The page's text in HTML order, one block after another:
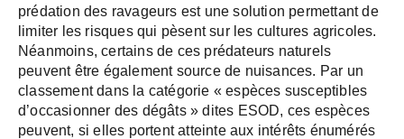
prédation des ravageurs est une solution permettant de
limiter les risques qui pèsent sur les cultures agricoles.
Néanmoins, certains de ces prédateurs naturels
peuvent être également source de nuisances. Par un
classement dans la catégorie « espèces susceptibles
d’occasionner des dégâts » dites ESOD, ces espèces
peuvent, si elles portent atteinte aux intérêts énumérés